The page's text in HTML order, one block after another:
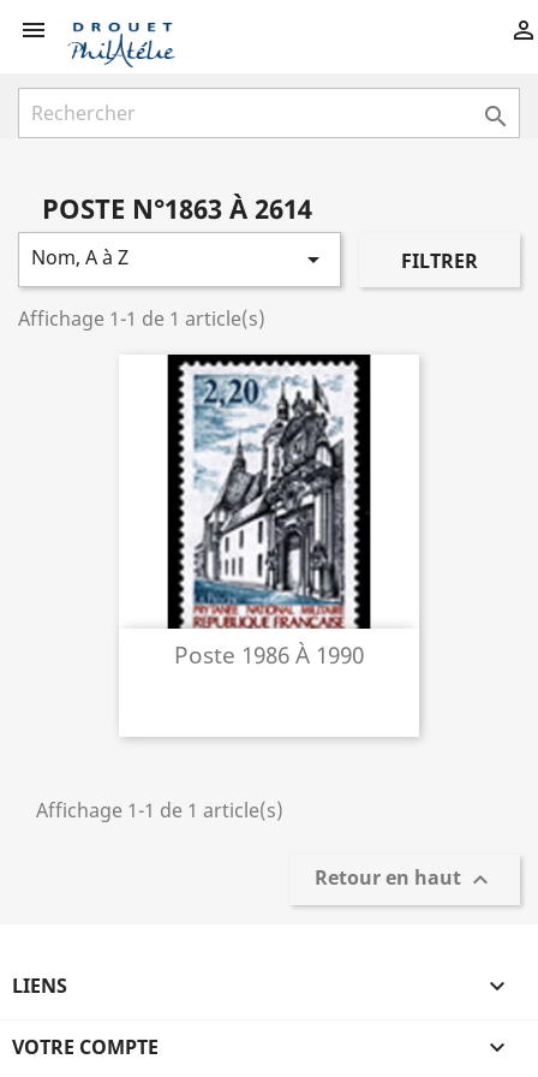
 

POSTE N°1863 À 2614
Nom, A à Z  FILTRER
Affichage 1-1 de 1 article(s)
Poste 1986 À 1990
Affichage 1-1 de 1 article(s)
Retour en haut 
LIENS 
VOTRE COMPTE 